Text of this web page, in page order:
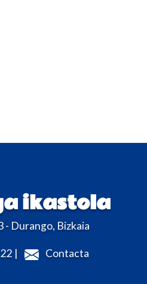
ikastola
- Durango, Bizkaia
| Contacta